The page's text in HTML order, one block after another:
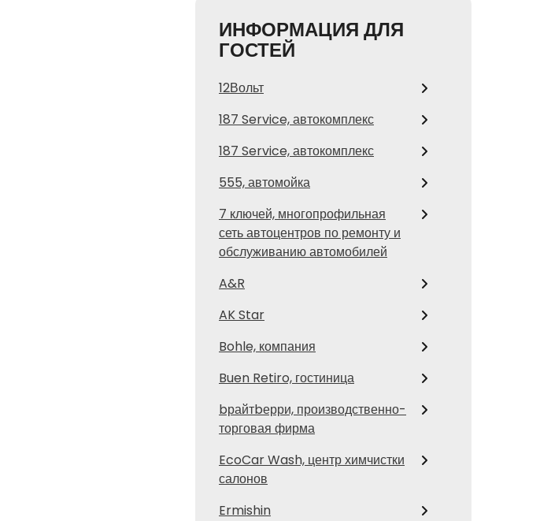
ИНФОРМАЦИЯ ДЛЯ
ГОСТЕЙ
12Вольт
187 Service, автокомплекс
187 Service, автокомплекс
555, автомойка
7 ключей, многопрофильная
сеть автоцентров по ремонту и
обслуживанию автомобилей
A&R
AK Star
Bohle, компания
Buen Retiro, гостиница
bрайтbерри, производственно-
торговая фирма
EcoCar Wash, центр химчистки
салонов
Ermishin